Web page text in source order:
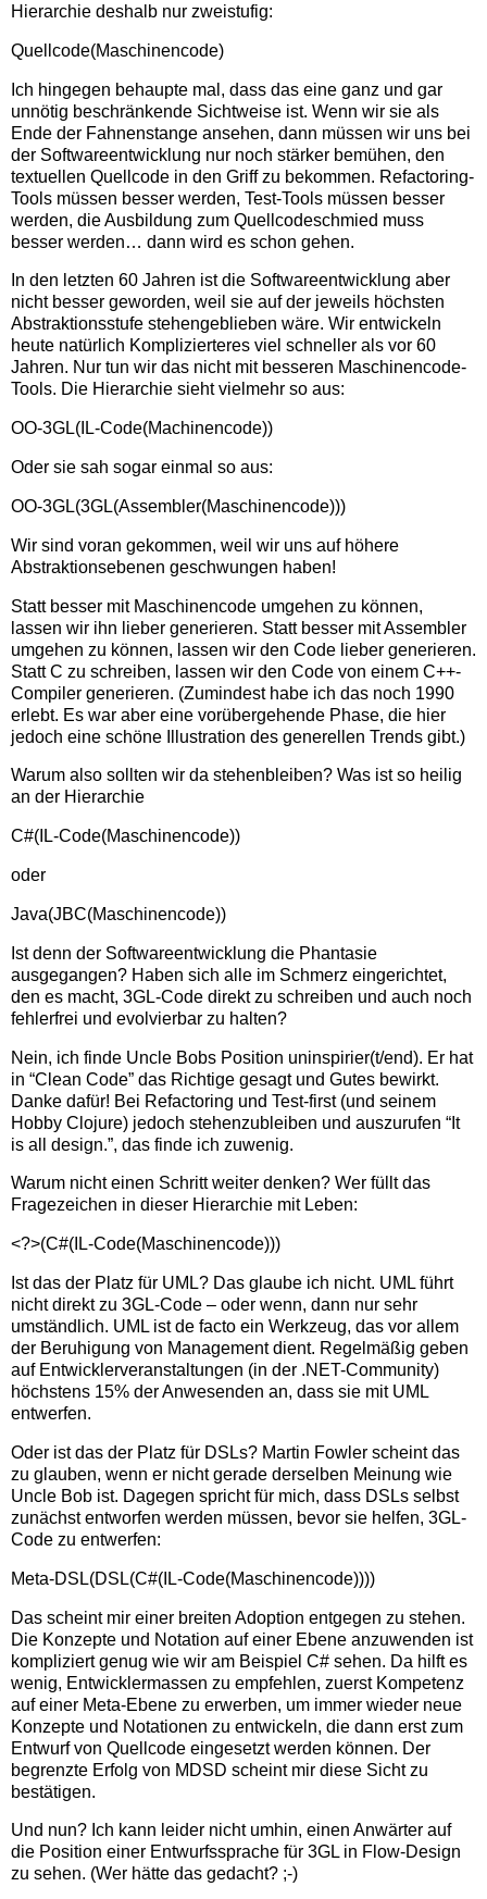
Hierarchie deshalb nur zweistufig:
Quellcode(Maschinencode)
Ich hingegen behaupte mal, dass das eine ganz und gar
unnötig beschränkende Sichtweise ist. Wenn wir sie als
Ende der Fahnenstange ansehen, dann müssen wir uns bei
der Softwareentwicklung nur noch stärker bemühen, den
textuellen Quellcode in den Griff zu bekommen. Refactoring-
Tools müssen besser werden, Test-Tools müssen besser
werden, die Ausbildung zum Quellcodeschmied muss
besser werden… dann wird es schon gehen.
In den letzten 60 Jahren ist die Softwareentwicklung aber
nicht besser geworden, weil sie auf der jeweils höchsten
Abstraktionsstufe stehengeblieben wäre. Wir entwickeln
heute natürlich Komplizierteres viel schneller als vor 60
Jahren. Nur tun wir das nicht mit besseren Maschinencode-
Tools. Die Hierarchie sieht vielmehr so aus:
OO-3GL(IL-Code(Machinencode))
Oder sie sah sogar einmal so aus:
OO-3GL(3GL(Assembler(Maschinencode)))
Wir sind voran gekommen, weil wir uns auf höhere
Abstraktionsebenen geschwungen haben!
Statt besser mit Maschinencode umgehen zu können,
lassen wir ihn lieber generieren. Statt besser mit Assembler
umgehen zu können, lassen wir den Code lieber generieren.
Statt C zu schreiben, lassen wir den Code von einem C++-
Compiler generieren. (Zumindest habe ich das noch 1990
erlebt. Es war aber eine vorübergehende Phase, die hier
jedoch eine schöne Illustration des generellen Trends gibt.)
Warum also sollten wir da stehenbleiben? Was ist so heilig
an der Hierarchie
C#(IL-Code(Maschinencode))
oder
Java(JBC(Maschinencode))
Ist denn der Softwareentwicklung die Phantasie
ausgegangen? Haben sich alle im Schmerz eingerichtet,
den es macht, 3GL-Code direkt zu schreiben und auch noch
fehlerfrei und evolvierbar zu halten?
Nein, ich finde Uncle Bobs Position uninspirier(t/end). Er hat
in “Clean Code” das Richtige gesagt und Gutes bewirkt.
Danke dafür! Bei Refactoring und Test-first (und seinem
Hobby Clojure) jedoch stehenzubleiben und auszurufen “It
is all design.”, das finde ich zuwenig.
Warum nicht einen Schritt weiter denken? Wer füllt das
Fragezeichen in dieser Hierarchie mit Leben:
<?>(C#(IL-Code(Maschinencode)))
Ist das der Platz für UML? Das glaube ich nicht. UML führt
nicht direkt zu 3GL-Code – oder wenn, dann nur sehr
umständlich. UML ist de facto ein Werkzeug, das vor allem
der Beruhigung von Management dient. Regelmäßig geben
auf Entwicklerveranstaltungen (in der .NET-Community)
höchstens 15% der Anwesenden an, dass sie mit UML
entwerfen.
Oder ist das der Platz für DSLs? Martin Fowler scheint das
zu glauben, wenn er nicht gerade derselben Meinung wie
Uncle Bob ist. Dagegen spricht für mich, dass DSLs selbst
zunächst entworfen werden müssen, bevor sie helfen, 3GL-
Code zu entwerfen:
Meta-DSL(DSL(C#(IL-Code(Maschinencode))))
Das scheint mir einer breiten Adoption entgegen zu stehen.
Die Konzepte und Notation auf einer Ebene anzuwenden ist
kompliziert genug wie wir am Beispiel C# sehen. Da hilft es
wenig, Entwicklermassen zu empfehlen, zuerst Kompetenz
auf einer Meta-Ebene zu erwerben, um immer wieder neue
Konzepte und Notationen zu entwickeln, die dann erst zum
Entwurf von Quellcode eingesetzt werden können. Der
begrenzte Erfolg von MDSD scheint mir diese Sicht zu
bestätigen.
Und nun? Ich kann leider nicht umhin, einen Anwärter auf
die Position einer Entwurfssprache für 3GL in Flow-Design
zu sehen. (Wer hätte das gedacht? ;-)